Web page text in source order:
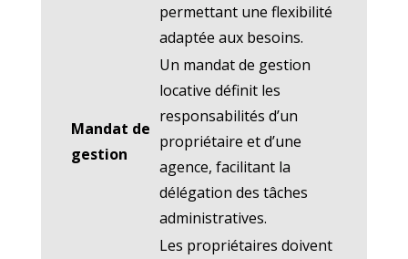
permettant une flexibilité
adaptée aux besoins.
Mandat de
gestion
Un mandat de gestion
locative définit les
responsabilités d’un
propriétaire et d’une
agence, facilitant la
délégation des tâches
administratives.
Les propriétaires doivent